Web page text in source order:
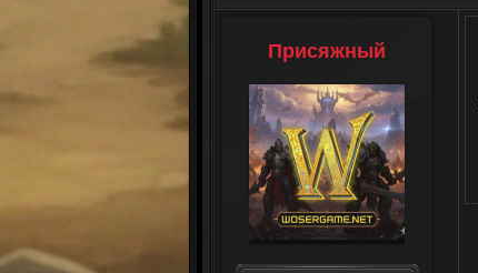
Присяжный